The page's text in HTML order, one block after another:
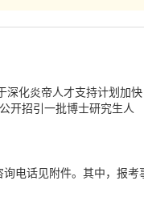
深化炎帝人才支持计划加快
开招引一批博士研究生人
电话见附件。其中，报考